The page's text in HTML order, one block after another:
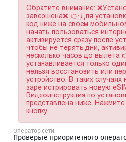
Обратите внимание:
завершена❌ 👉 Для
код ниже на своем
начать пользоваться
активируется сразу после
чтобы не терять дни,
несколько часов до вылета
устанавливается только
нельзя восстановить или
устройство. В таких
зарегистрировать новую
Видеоинструкция по
представлена ниже.
кнопку
Оператор сети
Проверьте приоритетного